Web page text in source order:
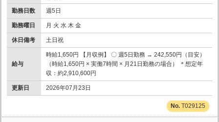
勤務日数 週5日
勤務曜日 月 火 水 木 金
休日備考 土日祝
給与
時給1,650円 【月収例】 〇 週5日勤務 → 242,550円（目安）
（時給1,650円 × 実働7時間 × 月21日勤務の場合） ＊想定年
収：約2,910,600円
更新日 2026年07月23日
T029125